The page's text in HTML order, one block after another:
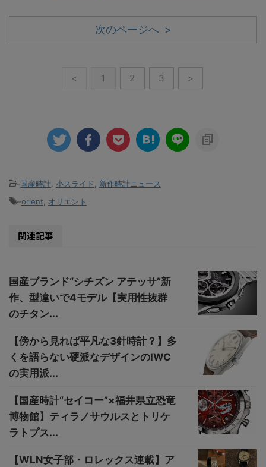
次のページへ >
< 1 2 3 >
-国産時計 小スライド
新作時計ニュース
-orient オリエント
関連記事
国産ブランド“シチズン アテッサ”新
作、型違いで4モデル【実用性抜群
のチタン...
【傍から見れば平凡な3針時計？】多
くを語らない硬派なデザインのIWC
の実用派...
【国産時計“セイコー”×福井県立恐竜
博物館】ティラノサウルスとトリケ
ラトプス...
【WLN女子部・ロレックス連載】ア